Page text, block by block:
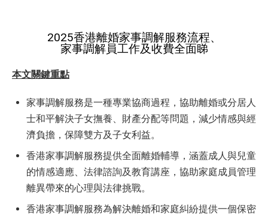
2025香港離婚家事調解服務流程、
家事調解員工作及收費全面睇
本文關鍵重點
家事調解服務是一種專業協商過程，協助離婚或分居人
士和平解決子女撫養、財產分配等問題，減少情感與經
濟負擔，保障雙方及子女利益。
香港家事調解服務提供全面離婚輔導，涵蓋成人與兒童
的情感適應、法律諮詢及教育講座，協助家庭成員管理
離異帶來的心理與法律挑戰。
香港家事調解服務為解決離婚和家庭糾紛提供一個保密